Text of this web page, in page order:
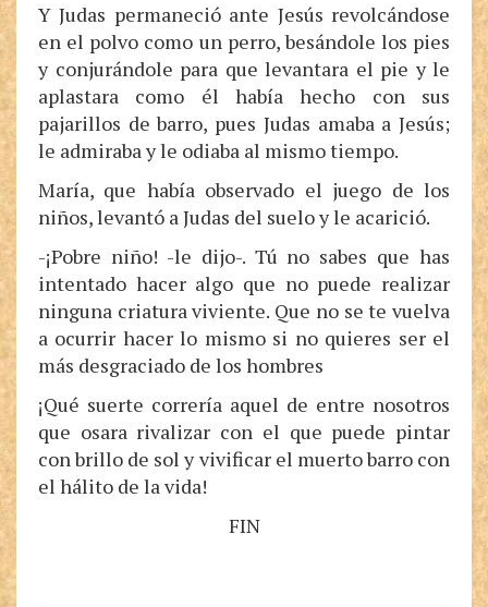
Y Judas permaneció ante Jesús revolcándose
en el polvo como un perro, besándole los pies
y conjurándole para que levantara el pie y le
aplastara como él había hecho con sus
pajarillos de barro, pues Judas amaba a Jesús;
le admiraba y le odiaba al mismo tiempo.
María, que había observado el juego de los
niños, levantó a Judas del suelo y le acarició.
-¡Pobre niño! -le dijo-. Tú no sabes que has
intentado hacer algo que no puede realizar
ninguna criatura viviente. Que no se te vuelva
a ocurrir hacer lo mismo si no quieres ser el
más desgraciado de los hombres
¡Qué suerte correría aquel de entre nosotros
que osara rivalizar con el que puede pintar
con brillo de sol y vivificar el muerto barro con
el hálito de la vida!
FIN